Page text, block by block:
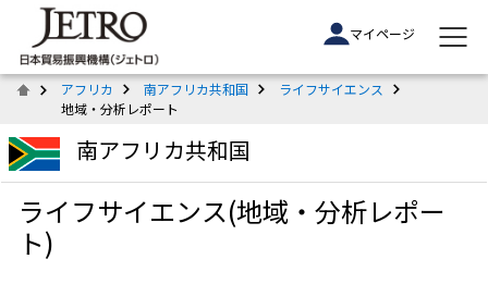
マイページ
アフリカ 南アフリカ共和国
ライフサイエンス
地域・分析レポート
南アフリカ共和国
ライフサイエンス(地域・分析レポー
ト)